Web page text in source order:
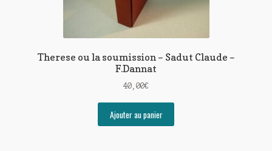
Therese ou la soumission – Sadut Claude –
F.Dannat
40,00€
Ajouter au panier